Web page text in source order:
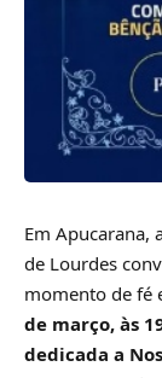
Em Apucarana,
de Lourdes
momento de fé
de março, às
dedicada a